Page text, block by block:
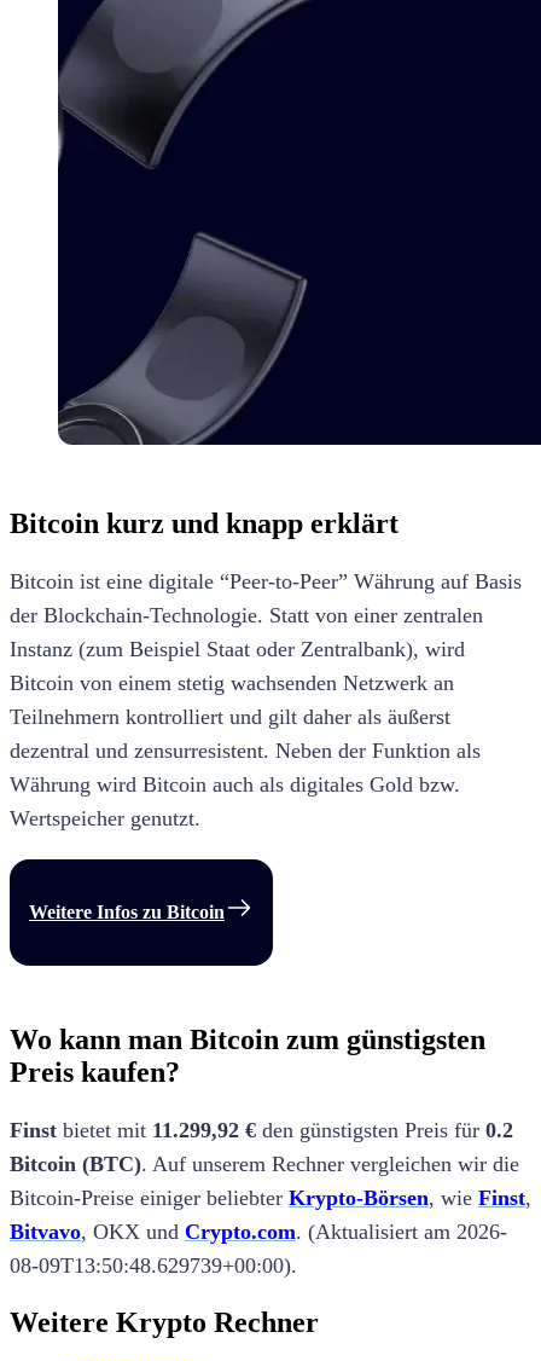
Bitcoin kurz und knapp erklärt
Bitcoin ist eine digitale “Peer-to-Peer” Währung auf Basis
der Blockchain-Technologie. Statt von einer zentralen
Instanz (zum Beispiel Staat oder Zentralbank), wird
Bitcoin von einem stetig wachsenden Netzwerk an
Teilnehmern kontrolliert und gilt daher als äußerst
dezentral und zensurresistent. Neben der Funktion als
Währung wird Bitcoin auch als digitales Gold bzw.
Wertspeicher genutzt.
Weitere Infos zu Bitcoin
Wo kann man Bitcoin zum günstigsten
Preis kaufen?
Finst bietet mit 11.299,92 € den günstigsten Preis für 0.2
Bitcoin (BTC). Auf unserem Rechner vergleichen wir die
Bitcoin-Preise einiger beliebter Krypto-Börsen, wie Finst,
Bitvavo, OKX und Crypto.com. (Aktualisiert am 2026-
08-09T13:50:48.629739+00:00).
Weitere Krypto Rechner